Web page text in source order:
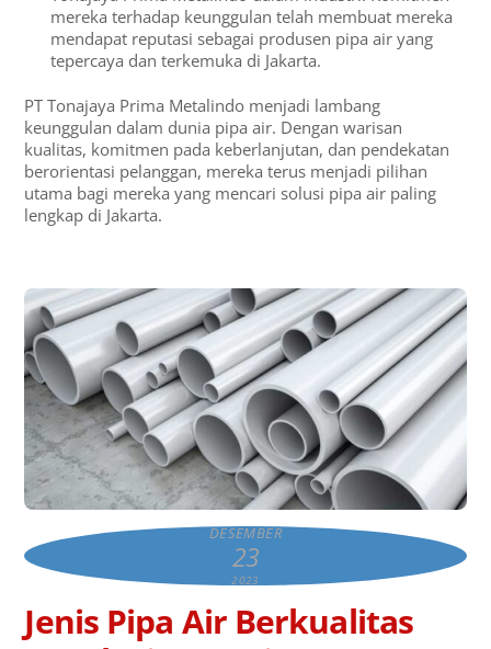
mereka terhadap keunggulan telah membuat mereka
mendapat reputasi sebagai produsen pipa air yang
tepercaya dan terkemuka di Jakarta.
PT Tonajaya Prima Metalindo menjadi lambang
keunggulan dalam dunia pipa air. Dengan warisan
kualitas, komitmen pada keberlanjutan, dan pendekatan
berorientasi pelanggan, mereka terus menjadi pilihan
utama bagi mereka yang mencari solusi pipa air paling
lengkap di Jakarta.
DESEMBER
23
2023
Jenis Pipa Air Berkualitas